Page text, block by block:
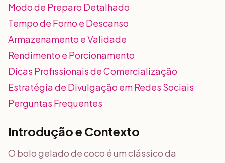
Modo de Preparo Detalhado
Tempo de Forno e Descanso
Armazenamento e Validade
Rendimento e Porcionamento
Dicas Profissionais de Comercialização
Estratégia de Divulgação em Redes Sociais
Perguntas Frequentes
Introdução e Contexto
O bolo gelado de coco é um clássico da